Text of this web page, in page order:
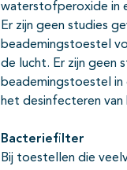
waterstofperoxide in
Er zijn geen studies
beademingstoestel
de lucht. Er zijn geen
beademingstoestel
het desinfecteren
Bacteriefilter
Bij toestellen die